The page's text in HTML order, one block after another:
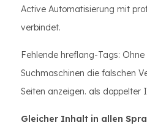
Active Automatisierung mit
verbindet.
Fehlende hreflang-Tags: Ohne
Suchmaschinen die falschen
Seiten anzeigen. als doppelter
Gleicher Inhalt in allen